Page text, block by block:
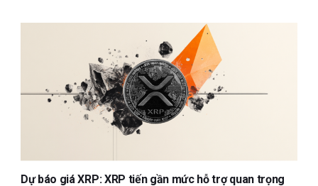
Dự báo giá XRP: XRP tiến gần mức hỗ trợ quan trọng